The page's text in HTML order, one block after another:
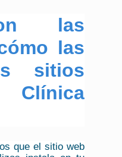
las
las
sitios
que el sitio web